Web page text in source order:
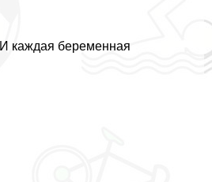
каждая беременная